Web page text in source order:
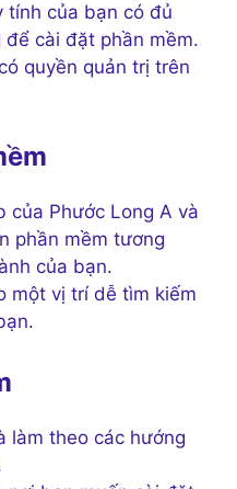
tính của bạn có đủ
cài đặt phần mềm.
quyền quản trị trên
của Phước Long A và
phần mềm tương
của bạn.
một vị trí dễ tìm kiếm
làm theo các hướng